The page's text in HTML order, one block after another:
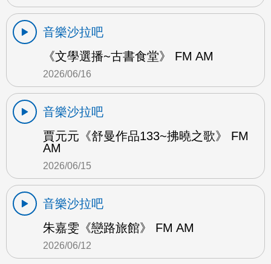
音樂沙拉吧
《文學選播~古書食堂》 FM AM
2026/06/16
音樂沙拉吧
賈元元《舒曼作品133~拂曉之歌》 FM
AM
2026/06/15
音樂沙拉吧
朱嘉雯《戀路旅館》 FM AM
2026/06/12